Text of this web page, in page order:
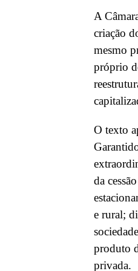
A
criação
mesmo
próprio
O texto
da
e rural;
produto
privada.